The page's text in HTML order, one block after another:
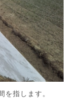
を指します。